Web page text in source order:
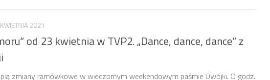
2021
od 23 kwietnia w TVP2. „Dance, dance, dance” z
zmiany ramówkowe w wieczornym weekendowym paśmie Dwójki. O godz.